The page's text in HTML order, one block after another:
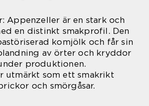
Appenzeller är en stark och
en distinkt smakprofil. Den
komjölk och får sin
av örter och kryddor
produktionen.
utmärkt som ett smakrikt
och smörgåsar.